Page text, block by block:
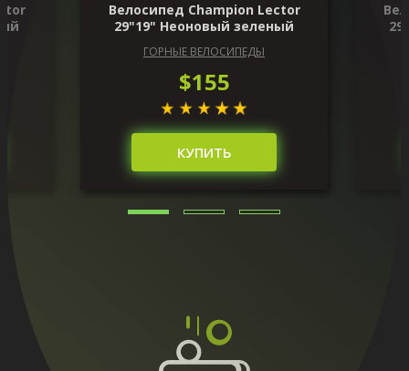
Велосипед Champion Lector
29"19" Неоновый зеленый
ГОРНЫЕ ВЕЛОСИПЕДЫ
$155
КУПИТЬ